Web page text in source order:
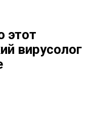
этот
вирусолог